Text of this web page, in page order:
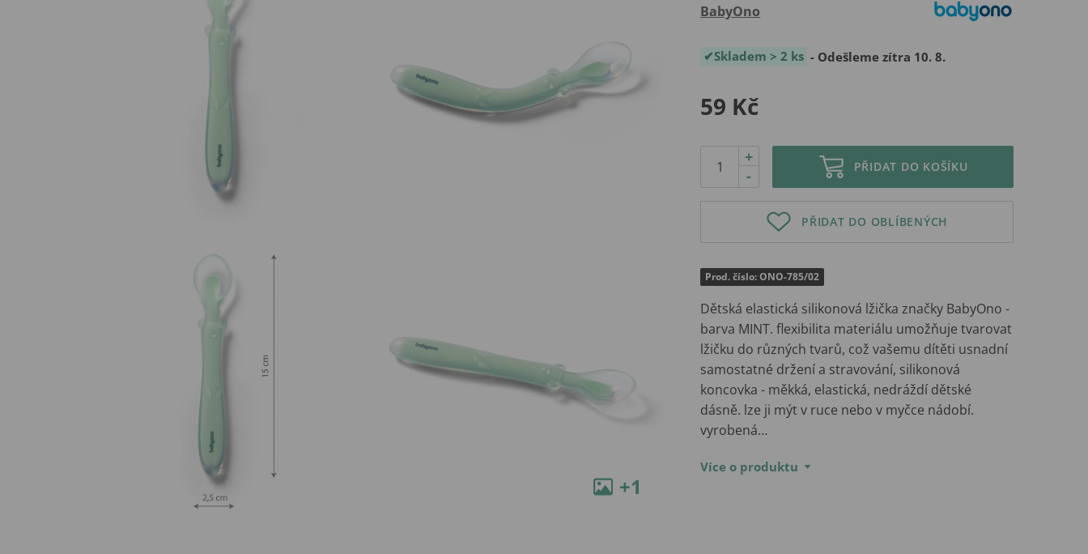
BabyOno
Skladem > 2 ks - Odešleme zítra 10. 8.
59 Kč
-
+
PŘIDAT DO KOŠÍKU
PŘIDAT DO OBLÍBENÝCH
Prod. číslo: ONO-785/02
Dětská elastická silikonová lžička značky BabyOno -
barva MINT. flexibilita materiálu umožňuje tvarovat
lžičku do různých tvarů, což vašemu dítěti usnadní
samostatné držení a stravování, silikonová
koncovka - měkká, elastická, nedráždí dětské
dásně. lze ji mýt v ruce nebo v myčce nádobí.
vyrobená…
Více o produktu
+1